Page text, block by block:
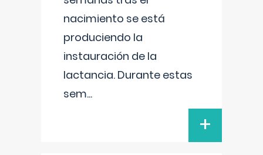
nacimiento se está
produciendo la
instauración de la
lactancia. Durante estas
sem...
+